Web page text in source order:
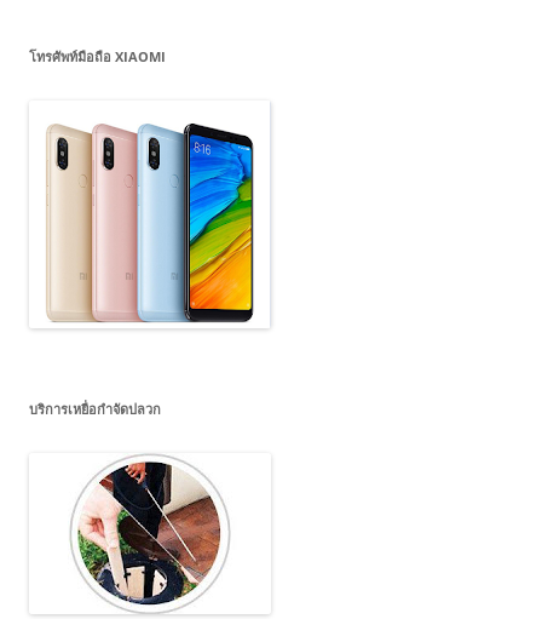
โทรศัพท์มือถือ XIAOMI
บริการเหยื่อกำจัดปลวก